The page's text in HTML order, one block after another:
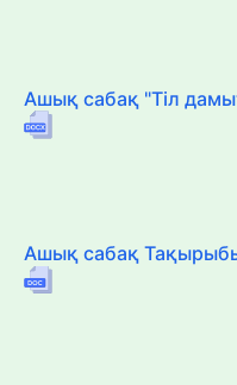
Ашық сабақ "Тіл
Ашық сабақ